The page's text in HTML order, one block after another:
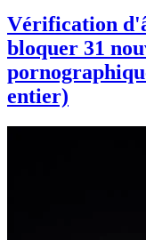
Vérification
bloquer 31
entier)